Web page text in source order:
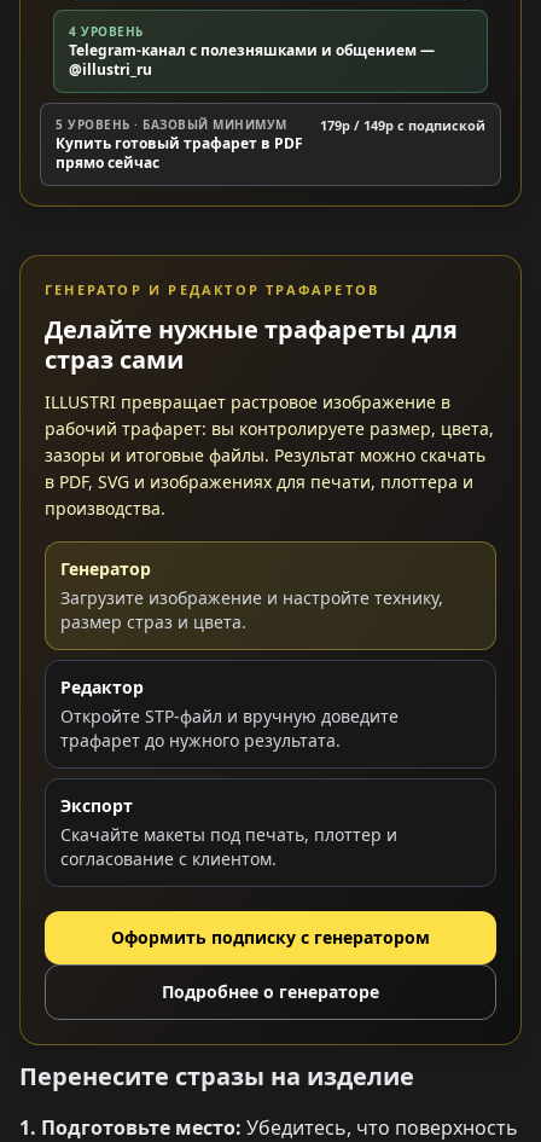
4 УРОВЕНЬ
Telegram-канал с полезняшками и общением —
@illustri_ru
5 УРОВЕНЬ · БАЗОВЫЙ МИНИМУМ
Купить готовый трафарет в PDF
прямо сейчас
179р / 149р c подпиской
ГЕНЕРАТОР И РЕДАКТОР ТРАФАРЕТОВ
Делайте нужные трафареты для
страз сами
ILLUSTRI превращает растровое изображение в
рабочий трафарет: вы контролируете размер, цвета,
зазоры и итоговые файлы. Результат можно скачать
в PDF, SVG и изображениях для печати, плоттера и
производства.
Генератор
Загрузите изображение и настройте технику,
размер страз и цвета.
Редактор
Откройте STP-файл и вручную доведите
трафарет до нужного результата.
Экспорт
Скачайте макеты под печать, плоттер и
согласование с клиентом.
Оформить подписку с генератором
Подробнее о генераторе
Перенесите стразы на изделие
1. Подготовьте место: Убедитесь, что поверхность